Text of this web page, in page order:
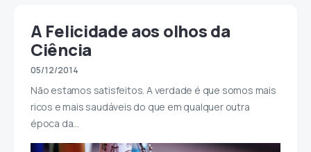
A Felicidade aos olhos da
Ciência
05/12/2014
Não estamos satisfeitos. A verdade é que somos mais
ricos e mais saudáveis do que em qualquer outra
época da…